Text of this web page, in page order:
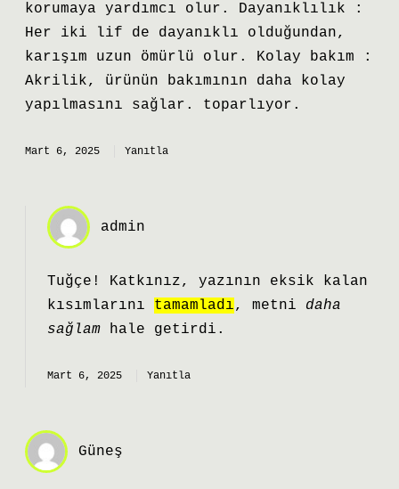
korumaya yardımcı olur. Dayanıklılık :
Her iki lif de dayanıklı olduğundan,
karışım uzun ömürlü olur. Kolay bakım :
Akrilik, ürünün bakımının daha kolay
yapılmasını sağlar. toparlıyor.
Mart 6, 2025 Yanıtla
admin
Tuğçe! Katkınız, yazının eksik kalan
kısımlarını tamamladı, metni daha
sağlam hale getirdi.
Mart 6, 2025 Yanıtla
Güneş